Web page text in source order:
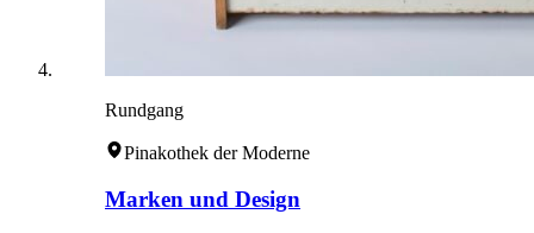
Rundgang
Pinakothek der Moderne
Marken und Design